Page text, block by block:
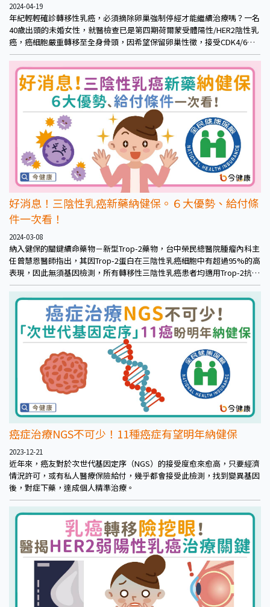
2024-04-19
年紀輕輕確診轉移性乳癌，必須摘除卵巢強制停經才能繼續治療嗎？一名
40歲出頭的未婚女性，就醫檢查已是第四期荷爾蒙受體陽性/HER2陰性乳
癌，癌細胞嚴重轉移至全身骨頭，因希望保留卵巢性徵，接受CDK4/6抑
制劑合併抗荷爾蒙治療，幾個月後骨頭處癌細胞全部消失，迄今約2年維
持病況穩定。台灣乳房醫學會陳守棟理事長表示，「停經前」轉移性荷爾
蒙乳癌病友過去使用CDK4/6抑制劑需自費，但今年起健保新納入給付，
幫助減輕抗癌負擔，鼓勵年輕乳癌病友勇敢積極治療。
好消息！三陰性乳癌新藥納健保。６大優勢、給付條
件一次看！
2024-03-08
納入健保的關鍵續命藥物－新型Trop-2藥物，台中榮民總醫院腫瘤內科主
任曾慧恩醫師指出，其因Trop-2蛋白在三陰性乳癌細胞中有超過95%的高
表現，因此無須基因檢測，所有轉移性三陰性乳癌患者均適用Trop-2抗體
藥物複合體。
癌症治療NGS不可少！11種癌症有望明年納健保
2023-12-21
近年來，癌友對於次世代基因定序（NGS）的接受度愈來愈高，只要經濟
情況許可，或有私人醫療保險給付，幾乎都會接受此檢測，找到變異基因
後，對症下藥，達成個人精準治療。